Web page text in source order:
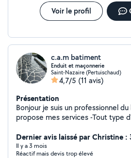
Voir le profil
c.a.m batiment
Enduit et maçonnerie
Saint-Nazaire (Pertuischaud)
4,7/5 (11 avis)
Présentation
Bonjour je suis un professionnel du
propose mes services -Tout type d'Enduit neuf ou
maçonnerie - rénovation - joints de pierres -
Dernier avis laissé par Christine :
Il y a 3 mois
Réactif mais devis trop élevé